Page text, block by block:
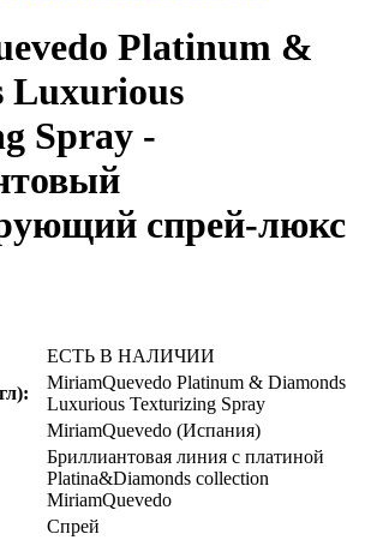
Platinum &
Luxurious
Spray -
спрей-люкс
ЕСТЬ В НАЛИЧИИ
MiriamQuevedo Platinum & Diamonds
Luxurious Texturizing Spray
MiriamQuevedo (Испания)
Бриллиантовая линия с платиной
Platina&Diamonds collection
MiriamQuevedo
Спрей